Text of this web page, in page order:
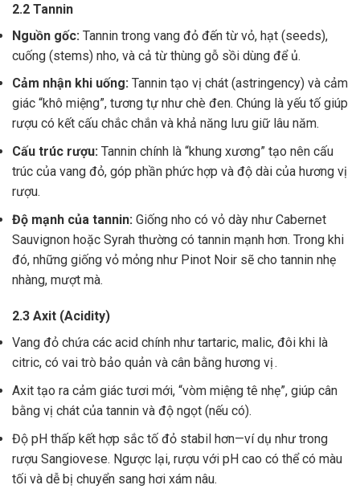
2.2 Tannin
Nguồn gốc: Tannin trong vang đỏ đến từ vỏ, hạt (seeds),
cuống (stems) nho, và cả từ thùng gỗ sồi dùng để ủ.
Cảm nhận khi uống: Tannin tạo vị chát (astringency) và cảm
giác “khô miệng”, tương tự như chè đen. Chúng là yếu tố giúp
rượu có kết cấu chắc chắn và khả năng lưu giữ lâu năm.
Cấu trúc rượu: Tannin chính là “khung xương” tạo nên cấu
trúc của vang đỏ, góp phần phức hợp và độ dài của hương vị
rượu.
Độ mạnh của tannin: Giống nho có vỏ dày như Cabernet
Sauvignon hoặc Syrah thường có tannin mạnh hơn. Trong khi
đó, những giống vỏ mỏng như Pinot Noir sẽ cho tannin nhẹ
nhàng, mượt mà.
2.3 Axit (Acidity)
Vang đỏ chứa các acid chính như tartaric, malic, đôi khi là
citric, có vai trò bảo quản và cân bằng hương vị .
Axit tạo ra cảm giác tươi mới, “vòm miệng tê nhẹ”, giúp cân
bằng vị chát của tannin và độ ngọt (nếu có).
Độ pH thấp kết hợp sắc tố đỏ stabil hơn—ví dụ như trong
rượu Sangiovese. Ngược lại, rượu với pH cao có thể có màu
tối và dễ bị chuyển sang hơi xám nâu.